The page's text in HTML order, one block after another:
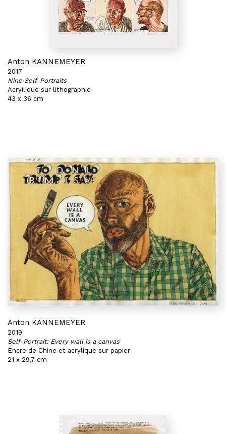
Anton KANNEMEYER
2017
Nine Self-Portraits
Acryilique sur lithographie
43 x 36 cm
Anton KANNEMEYER
2019
Self-Portrait: Every wall is a canvas
Encre de Chine et acrylique sur papier
21 x 29,7 cm